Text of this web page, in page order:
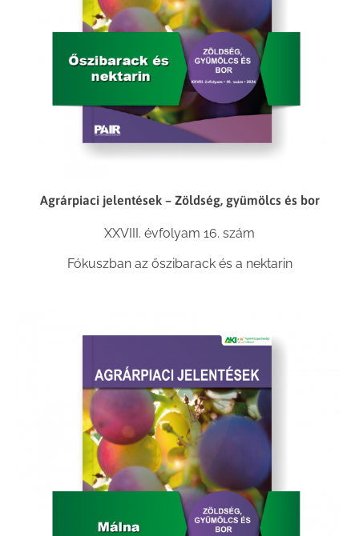
Agrárpiaci jelentések – Zöldség, gyümölcs és bor
XXVIII. évfolyam 16. szám
Fókuszban az őszibarack és a nektarin